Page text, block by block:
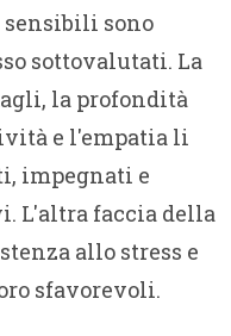
sensibili sono
sottovalutati. La
la profondità
e l'empatia li
impegnati e
L'altra faccia della
allo stress e
sfavorevoli.